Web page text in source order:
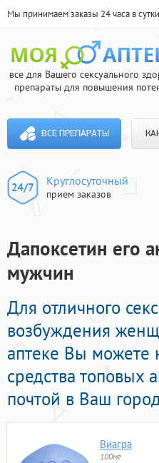
Мы принимаем заказы 24 часа в
все для Вашего сексуального
препараты для повышения
ВСЕ ПРЕПАРАТЫ
Круглосуточный
прием заказов
Дапоксетин его
мужчин
Для отличного
возбуждения
аптеке Вы можете
средства топовых
почтой в Ваш
Виагра
100мг